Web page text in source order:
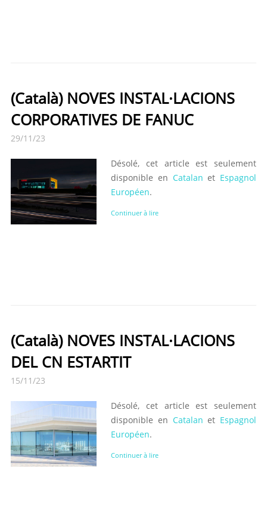
(Català) NOVES INSTAL·LACIONS
CORPORATIVES DE FANUC
29/11/23
Désolé, cet article est seulement
disponible en Catalan et Espagnol
Européen.
Continuer à lire
(Català) NOVES INSTAL·LACIONS
DEL CN ESTARTIT
15/11/23
Désolé, cet article est seulement
disponible en Catalan et Espagnol
Européen.
Continuer à lire